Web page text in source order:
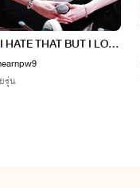
I HATE THAT BUT I LOVE
U นายแบดบอย
รุ่น